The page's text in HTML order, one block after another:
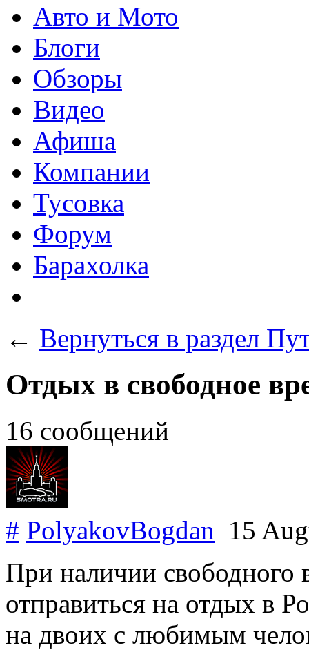
Авто и Мото
Блоги
Обзоры
Видео
Афиша
Компании
Тусовка
Форум
Барахолка
← Вернуться в раздел
Отдых в свободное
16 сообщений
# PolyakovBogdan 15
При наличии свободного
отправиться на отдых в
на двоих с любимым